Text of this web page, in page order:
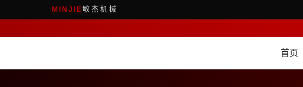
MINJIE敏杰机械
首页